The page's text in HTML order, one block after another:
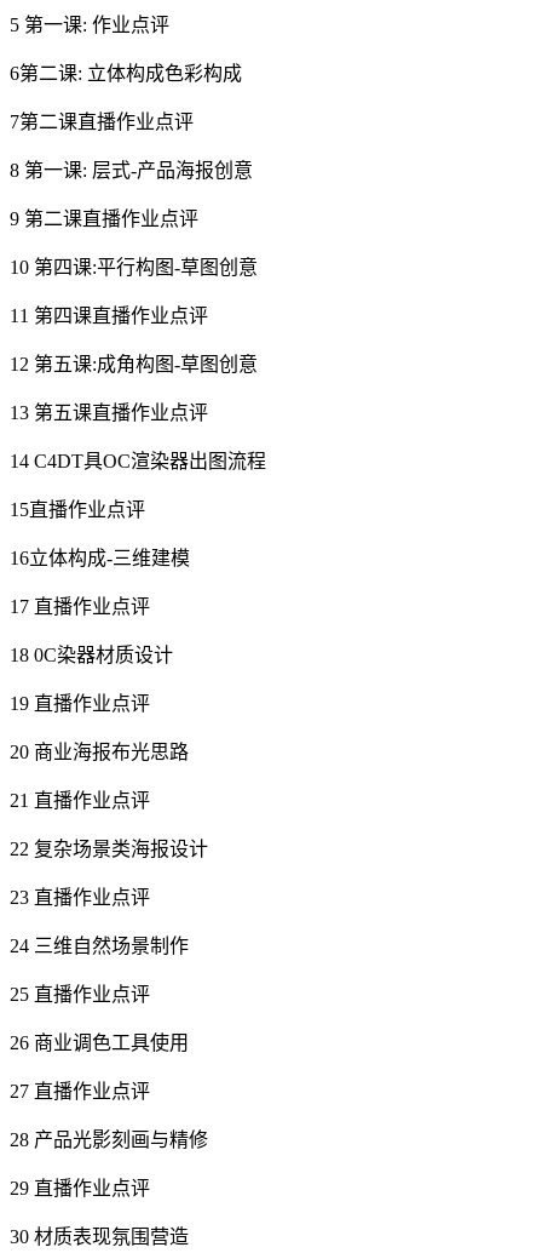
5 第一课: 作业点评
6第二课: 立体构成色彩构成
7第二课直播作业点评
8 第一课: 层式-产品海报创意
9 第二课直播作业点评
10 第四课:平行构图-草图创意
11 第四课直播作业点评
12 第五课:成角构图-草图创意
13 第五课直播作业点评
14 C4DT具OC渲染器出图流程
15直播作业点评
16立体构成-三维建模
17 直播作业点评
18 0C染器材质设计
19 直播作业点评
20 商业海报布光思路
21 直播作业点评
22 复杂场景类海报设计
23 直播作业点评
24 三维自然场景制作
25 直播作业点评
26 商业调色工具使用
27 直播作业点评
28 产品光影刻画与精修
29 直播作业点评
30 材质表现氛围营造